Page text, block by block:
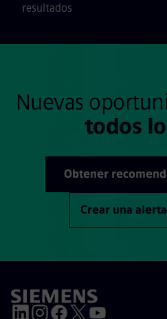
resultados
Nuevas
todos
Obtener
Crear una